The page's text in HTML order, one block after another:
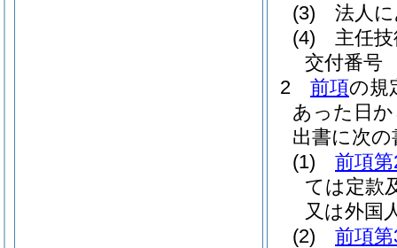
(3)
法人
(4)
主任
交付番号
2
前項の規
あった日
出書に次
(1)
前項
ては定款
又は外国
(2)
前項